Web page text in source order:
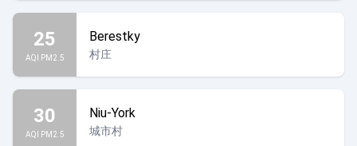
25
AQI PM2.5
Berestky
村庄
30
AQI PM2.5
Niu-York
城市村